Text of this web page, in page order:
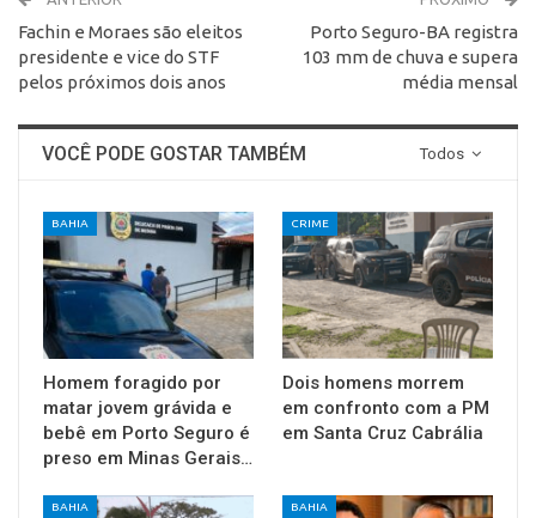
Fachin e Moraes são eleitos
presidente e vice do STF
pelos próximos dois anos
Porto Seguro-BA registra
103 mm de chuva e supera
média mensal
Todos
VOCÊ PODE GOSTAR TAMBÉM
BAHIA
Homem foragido por
matar jovem grávida e
bebê em Porto Seguro é
preso em Minas Gerais…
CRIME
Dois homens morrem
em confronto com a PM
em Santa Cruz Cabrália
BAHIA BAHIA